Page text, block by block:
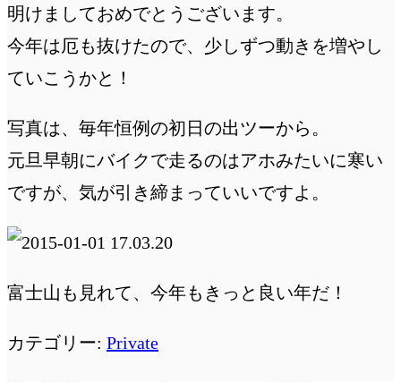
明けましておめでとうございます。
今年は厄も抜けたので、少しずつ動きを増やし
ていこうかと！
写真は、毎年恒例の初日の出ツーから。
元旦早朝にバイクで走るのはアホみたいに寒い
ですが、気が引き締まっていいですよ。
富士山も見れて、今年もきっと良い年だ！
カテゴリー: Private